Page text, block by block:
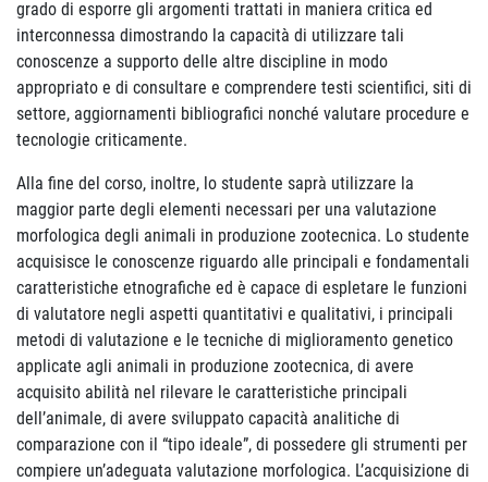
grado di esporre gli argomenti trattati in maniera critica ed
interconnessa dimostrando la capacità di utilizzare tali
conoscenze a supporto delle altre discipline in modo
appropriato e di consultare e comprendere testi scientifici, siti di
settore, aggiornamenti bibliografici nonché valutare procedure e
tecnologie criticamente.
Alla fine del corso, inoltre, lo studente saprà utilizzare la
maggior parte degli elementi necessari per una valutazione
morfologica degli animali in produzione zootecnica. Lo studente
acquisisce le conoscenze riguardo alle principali e fondamentali
caratteristiche etnografiche ed è capace di espletare le funzioni
di valutatore negli aspetti quantitativi e qualitativi, i principali
metodi di valutazione e le tecniche di miglioramento genetico
applicate agli animali in produzione zootecnica, di avere
acquisito abilità nel rilevare le caratteristiche principali
dell’animale, di avere sviluppato capacità analitiche di
comparazione con il “tipo ideale”, di possedere gli strumenti per
compiere un’adeguata valutazione morfologica. L’acquisizione di